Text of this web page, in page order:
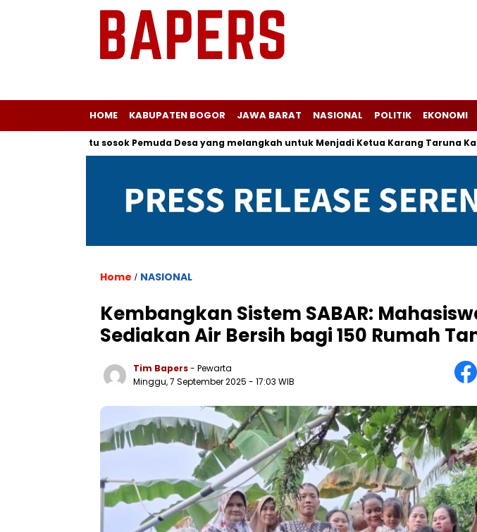
HOME KABUPATEN BOGOR JAWA BARAT NASIONAL POLITIK EKONOMI
satu sosok Pemuda Desa yang melangkah untuk Menjadi Ketua Karang Taruna Kabupaten
Home / NASIONAL
Kembangkan Sistem SABAR:
Sediakan Air Bersih bagi 150 Rumah
Tim Bapers- Pewarta
Minggu, 7 September 2025 - 17:03 WIB